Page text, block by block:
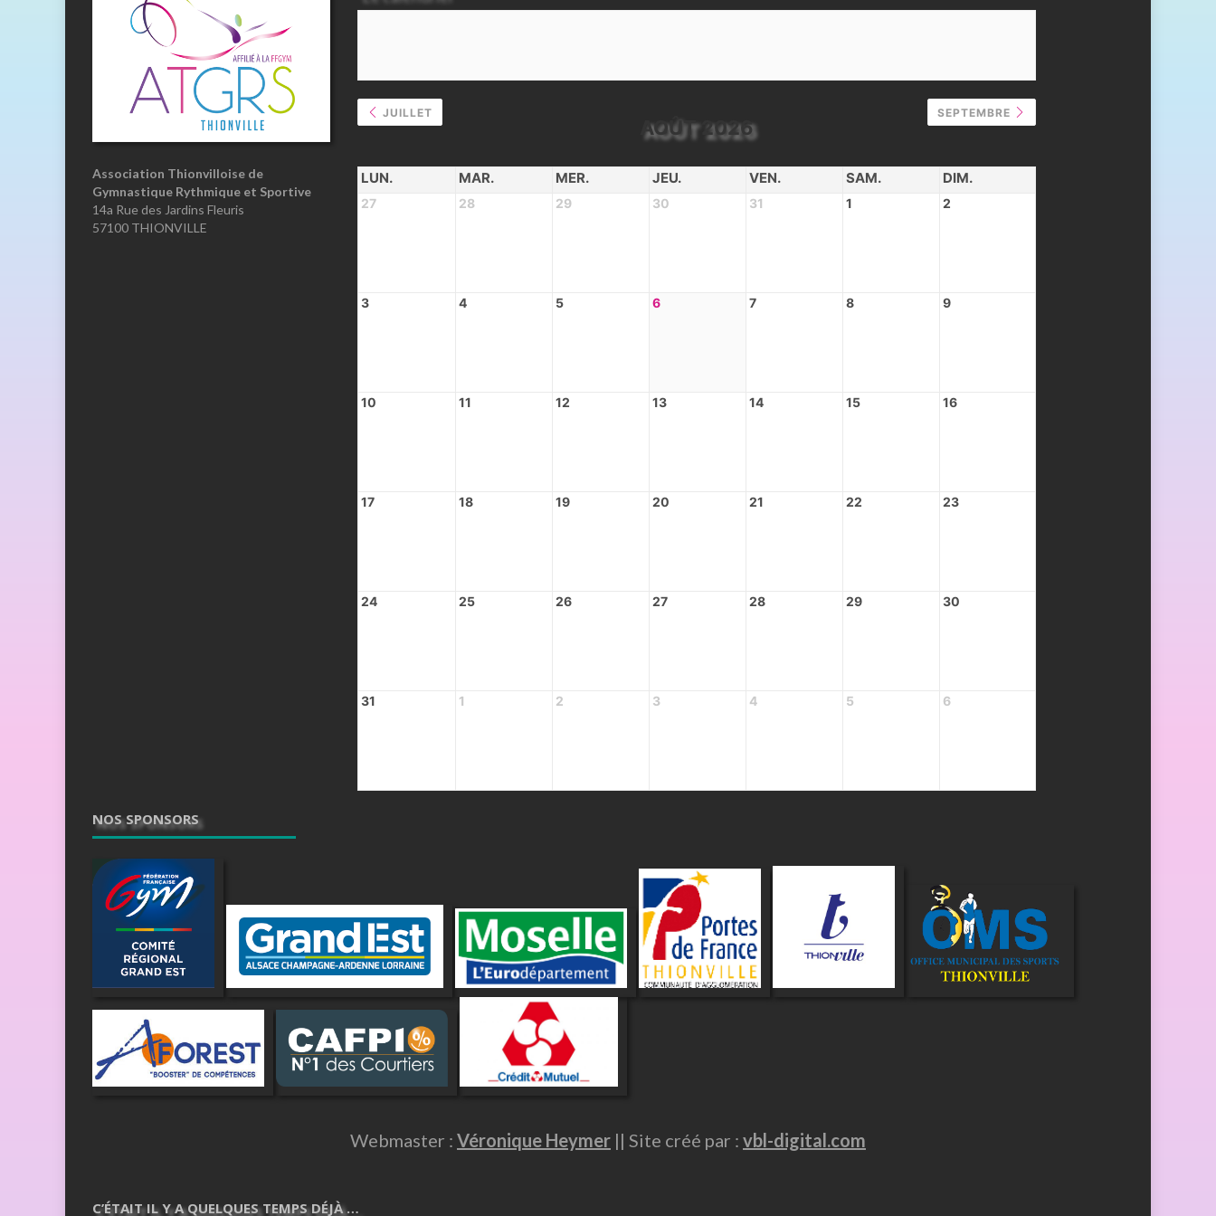
Association Thionvilloise de
Gymnastique Rythmique et Sportive
14a Rue des Jardins Fleuris
57100 THIONVILLE
JUILLET
AOÛT 2026
SEPTEMBRE
LUN. MAR. MER. JEU. VEN. SAM. DIM.
27 28 29 30 31 1 2
3 4 5 6 7 8 9
10 11 12 13 14 15 16
17 18 19 20 21 22 23
24 25 26 27 28 29 30
31 1 2 3 4 5 6
NOS SPONSORS
Webmaster : Véronique Heymer || Site créé par : vbl-digital.com
C’ÉTAIT IL Y A QUELQUES TEMPS DÉJÀ …